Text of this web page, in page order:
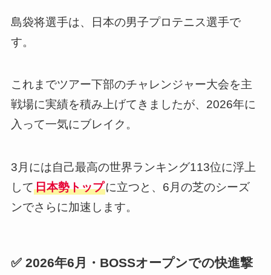
島袋将選手は、日本の男子プロテニス選手で
す。
これまでツアー下部のチャレンジャー大会を主
戦場に実績を積み上げてきましたが、2026年に
入って一気にブレイク。
3月には自己最高の世界ランキング113位に浮上
して日本勢トップに立つと、6月の芝のシーズ
ンでさらに加速します。
✅ 2026年6月・BOSSオープンでの快進撃